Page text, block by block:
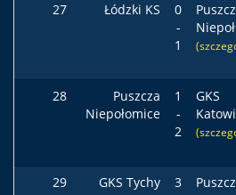
27 Łódzki KS
0
-
1
28
Puszcza
Niepołomice
1
-
2
GKS
29 GKS Tychy
3